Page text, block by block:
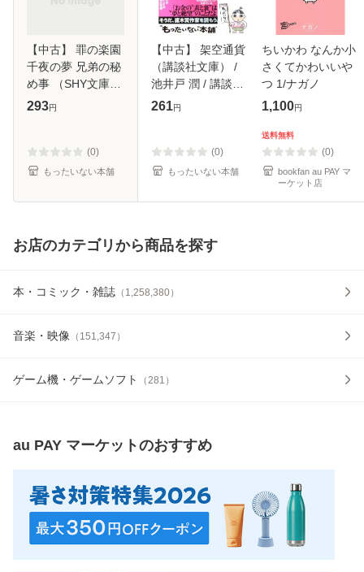
【中古】 罪の楽園
千夜の夢 兄弟の秘
め事 （SHY文庫）
/ 丸木 文華 / 大洋
293円
(0)
もったいない本舗
【中古】 架空通貨
（講談社文庫） /
池井戸 潤 / 講談社
[文庫]【メール便送
261円
(0)
もったいない本舗
ちいかわ なんか小
さくてかわいいや
つ 1/ナガノ
1,100円
送料無料
(0)
bookfan au PAY マ
ーケット店
お店のカテゴリから商品を探す
本・コミック・雑誌 （ 1,258,380）
音楽・映像 （ 151,347 ）
ゲーム機・ゲームソフト （281 ）
au PAY マーケットのおすすめ